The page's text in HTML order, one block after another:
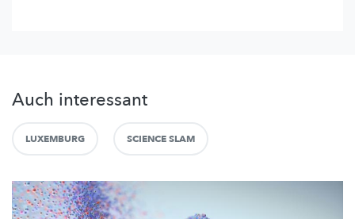
Auch interessant
LUXEMBURG SCIENCE SLAM